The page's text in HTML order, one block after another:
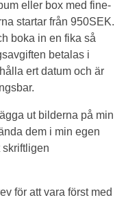
eller box med fine-
startar från 950SEK.
boka in en fika så
betalas i
ert datum och är
ut bilderna på min
dem i min egen
skriftligen
för att vara först med